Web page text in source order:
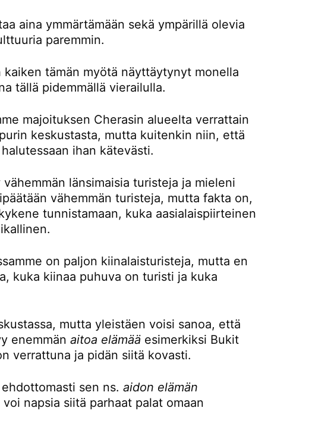
aina ymmärtämään sekä ympärillä olevia
paremmin.
kaiken tämän myötä näyttäytynyt monella
tällä pidemmällä vierailulla.
majoituksen Cherasin alueelta verrattain
keskustasta, mutta kuitenkin niin, että
ihan kätevästi.
länsimaisia turisteja ja mieleni
vähemmän turisteja, mutta fakta on,
tunnistamaan, kuka aasialaispiirteinen
on paljon kiinalaisturisteja, mutta en
kuka kiinaa puhuva on turisti ja kuka
mutta yleistäen voisi sanoa, että
enemmän aitoa elämää esimerkiksi Bukit
verrattuna ja pidän siitä kovasti.
sen ns. aidon elämän
napsia siitä parhaat palat omaan